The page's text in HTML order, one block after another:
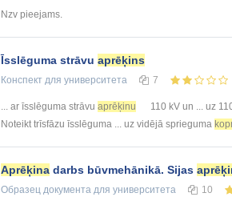
Nzv pieejams.
Īsslēguma strāvu aprēķins
Конспект для университета 7
... ar īsslēguma strāvu aprēķinu 110 kV un ... uz
Noteikt trīsfāzu īsslēguma ... uz vidējā sprieguma
Aprēķina darbs būvmehānikā. Sijas
Образец документа для университета 10